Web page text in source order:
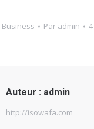
Business Par admin
Auteur : admin
http://isowafa.com